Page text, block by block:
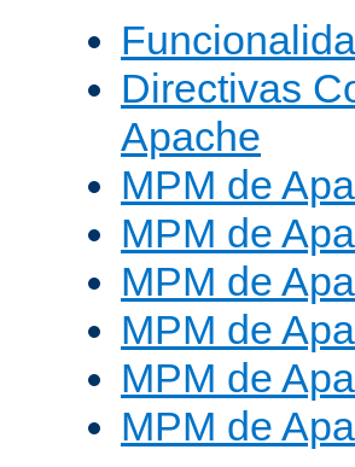
Directivas
Apache
MPM de
MPM de
MPM de
MPM de
MPM de
MPM de